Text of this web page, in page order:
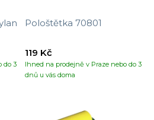
do 3
Pološtětka 70801
Ihned na prodejně v Praze nebo do 3
dnů u vás doma
119 Kč